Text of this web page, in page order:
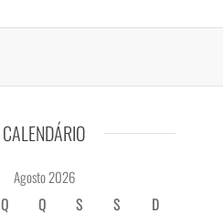
CALENDÁRIO
Agosto 2026
Q Q S S
D